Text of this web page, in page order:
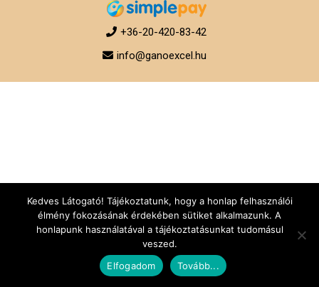
+36-20-420-83-42
info@ganoexcel.hu
Kedves Látogató! Tájékoztatunk, hogy a honlap felhasználói
élmény fokozásának érdekében sütiket alkalmazunk. A
honlapunk használatával a tájékoztatásunkat tudomásul
veszed.
Elfogadom
Tovább...